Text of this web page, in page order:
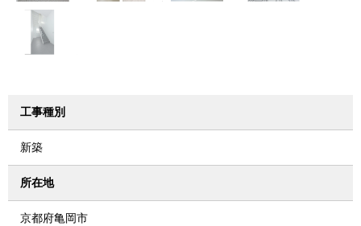
工事種別
新築
所在地
京都府亀岡市